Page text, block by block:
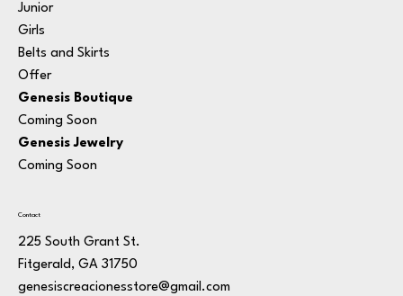
Junior
Girls
Belts and Skirts
Offer
Genesis Boutique
Coming Soon
Genesis Jewelry
Coming Soon
Contact
225 South Grant St.
Fitgerald, GA 31750
genesiscreacionesstore@gmail.com